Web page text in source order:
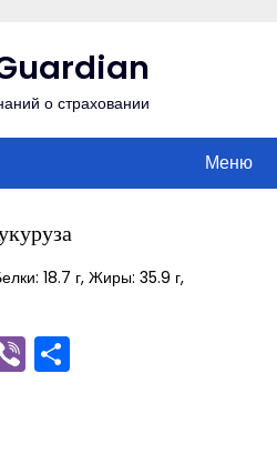
о страховании
Меню
18.7 г, Жиры: 35.9 г,
Viber